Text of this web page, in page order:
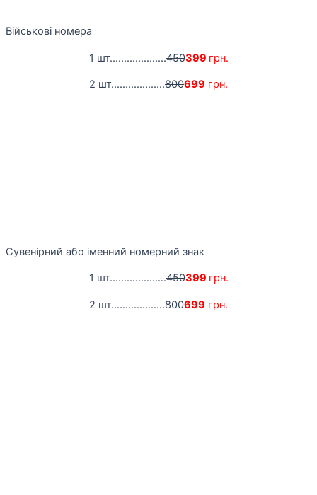
Військові номера
1 шт....................450399 грн.
2 шт...................800699 грн.
Сувенірний або іменний номерний знак
1 шт....................450399 грн.
2 шт...................800699 грн.